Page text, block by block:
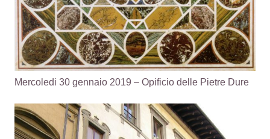
Mercoledi 30 gennaio 2019 – Opificio delle Pietre Dure